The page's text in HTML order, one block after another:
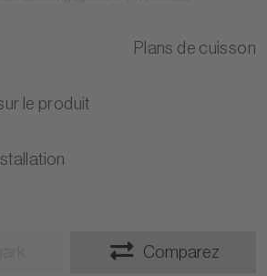
Plans de cuisson
le produit
Comparez